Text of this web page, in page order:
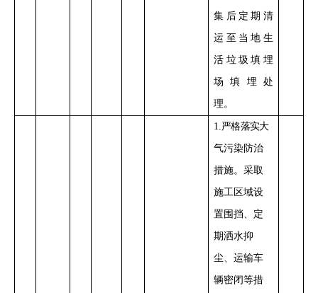
集后 定期清
运至 当地 生
活垃圾填埋
场填埋处
理。
1.严格落实大
气污染防治
措施。采取
施工区域设
置围挡、定
期洒水抑
尘、运输车
辆密闭等措